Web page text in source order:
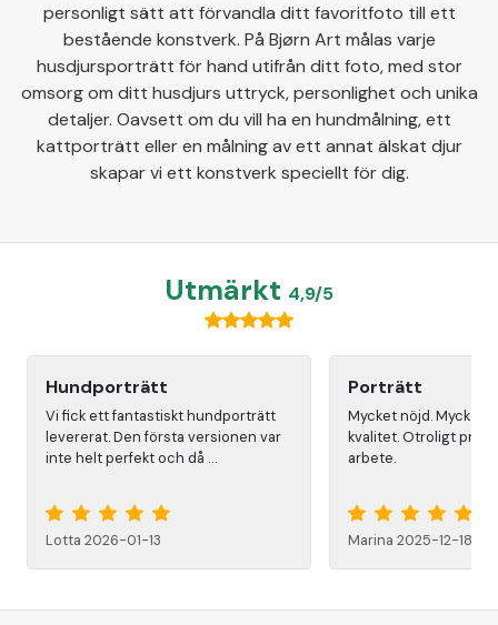
personligt sätt att förvandla ditt favoritfoto till ett
bestående konstverk. På Bjørn Art målas varje
husdjursporträtt för hand utifrån ditt foto, med stor
omsorg om ditt husdjurs uttryck, personlighet och unika
detaljer. Oavsett om du vill ha en hundmålning, ett
kattporträtt eller en målning av ett annat älskat djur
skapar vi ett konstverk speciellt för dig.
Utmärkt 4,9/5
Hundporträtt
Vi fick ett fantastiskt hundporträtt
levererat. Den första versionen var
inte helt perfekt och då …
Lotta 2026-01-13
Porträtt
Mycket nöjd. Mycket
kvalitet. Otroligt
arbete.
Marina 2025-12-18